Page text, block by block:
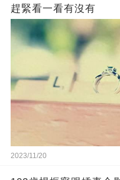
趕緊看一看有沒有
2023/11/20